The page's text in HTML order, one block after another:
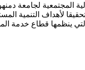
المجتمعية لجامعة
لأهداف التنمية
ينظمها قطاع خدمة